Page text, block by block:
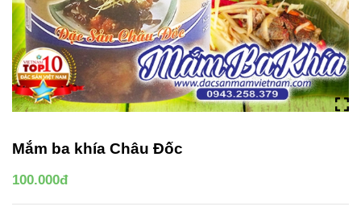
Mắm ba khía Châu Đốc
100.000đ